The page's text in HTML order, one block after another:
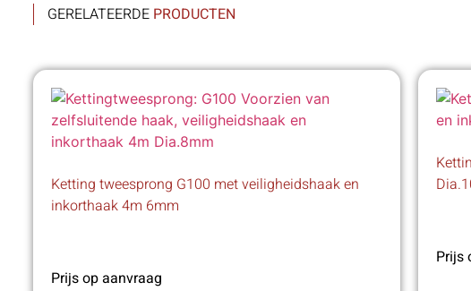
GERELATEERDE PRODUCTEN
Ketting tweesprong G100 met veiligheidshaak en
inkorthaak 4m 6mm
Prijs op aanvraag
Prijs